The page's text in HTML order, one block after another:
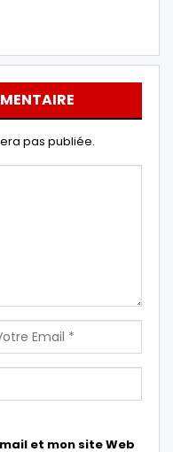
pas publiée.
et mon site Web